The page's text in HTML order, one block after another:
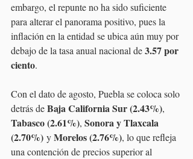
embargo, el repunte no ha sido suficiente
para alterar el panorama positivo, pues la
inflación en la entidad se ubica aún muy por
debajo de la tasa anual nacional de 3.57 por
ciento.
Con el dato de agosto, Puebla se coloca solo
detrás de Baja California Sur (2.43%),
Tabasco (2.61%), Sonora y Tlaxcala
(2.70%) y Morelos (2.76%), lo que refleja
una contención de precios superior al